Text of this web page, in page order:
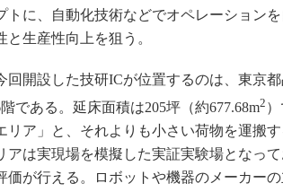
トに、自動化技術などでオペレーション
と生産性向上を狙う。
開設した技研ICが位置するのは、東京都
である。延床面積は205坪（約677.68m2
リア」と、それよりも小さい荷物を運搬
アは実現場を模擬した実証実験場となっ
価が行える。ロボットや機器のメーカー